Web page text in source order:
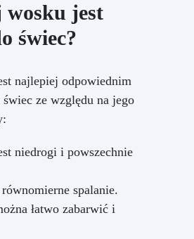
jest
świec?
najlepiej odpowiednim
ze względu na jego
niedrogi i powszechnie
spalanie.
łatwo zabarwić i